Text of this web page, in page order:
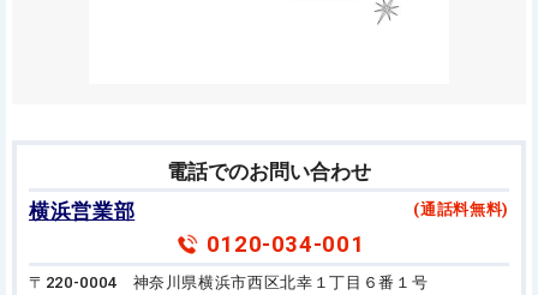
電話でのお問い合わせ
横浜営業部
(通話料無料)
0120-034-001
〒220-0004 神奈川県横浜市西区北幸１丁目６番１号